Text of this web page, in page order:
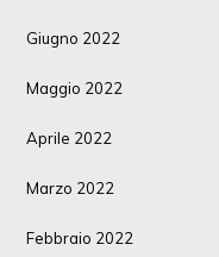
Giugno 2022
Maggio 2022
Aprile 2022
Marzo 2022
Febbraio 2022